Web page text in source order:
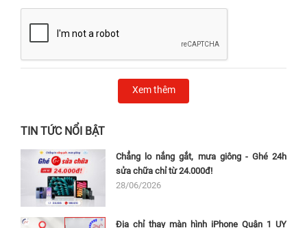
Xem thêm
TIN TỨC NỔI BẬT
Chẳng lo nắng gắt, mưa giông - Ghé 24h
sửa chữa chỉ từ 24.000đ!
28/06/2026
Địa chỉ thay màn hình iPhone Quận 1 UY